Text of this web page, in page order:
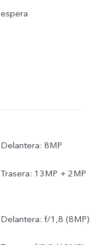
espera
Delantera: 8MP
Trasera: 13MP + 2MP
Delantera: f/1,8 (8MP)